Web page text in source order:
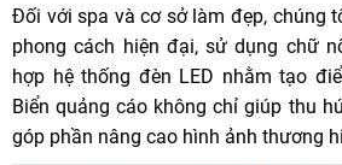
Đối với spa và cơ sở làm đẹp, chúng
phong cách hiện đại, sử dụng chữ
hợp hệ thống đèn LED nhằm tạo
Biển quảng cáo không chỉ giúp thu
góp phần nâng cao hình ảnh thương